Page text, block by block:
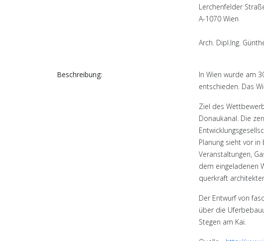
Lerchenfelder
A-1070 Wien
Arch. Dipl.Ing.
Beschreibung:
In Wien wurde am
entschieden. Das
Ziel des
Donaukanal. Die
Planung sieht vor
Veranstaltungen,
dem eingeladenen
querkraft
Der Entwurf von
über die
Stegen am Kai.